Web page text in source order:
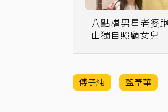
八點檔男星老婆
山獨自照顧女兒
傅子純 藍葦華